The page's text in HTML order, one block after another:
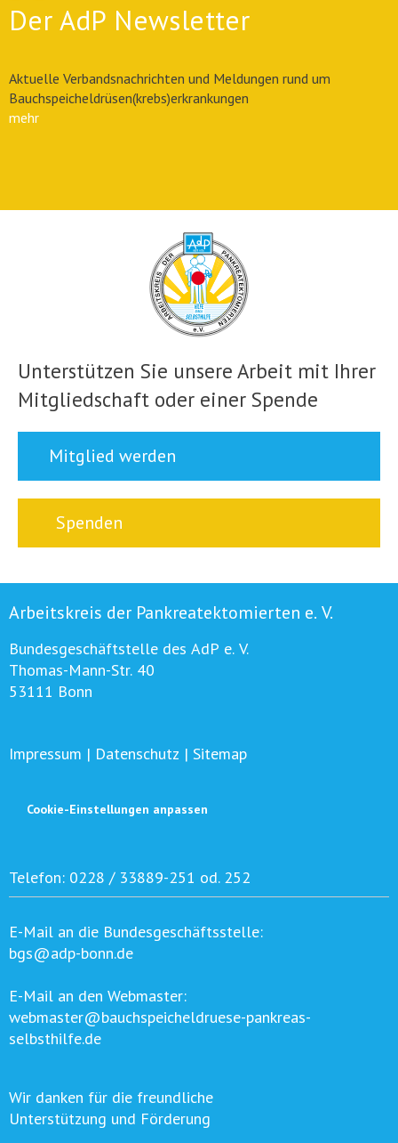
Der AdP Newsletter
Aktuelle Verbandsnachrichten und Meldungen rund um
Bauchspeicheldrüsen(krebs)erkrankungen
mehr
Unterstützen Sie unsere Arbeit mit Ihrer
Mitgliedschaft oder einer Spende
Mitglied werden
Spenden
Arbeitskreis der Pankreatektomierten e. V.
Bundesgeschäftstelle des AdP e. V.
Thomas-Mann-Str. 40
53111 Bonn
Impressum | Datenschutz | Sitemap
Cookie-Einstellungen anpassen
Telefon: 0228 / 33889-251 od. 252
E-Mail an die Bundesgeschäftsstelle:
bgs@adp-bonn.de
E-Mail an den Webmaster:
webmaster@bauchspeicheldruese-pankreas-
selbsthilfe.de
Wir danken für die freundliche
Unterstützung und Förderung